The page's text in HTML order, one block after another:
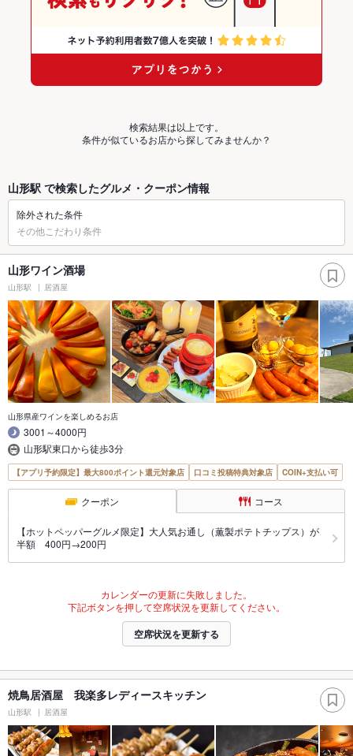
検索結果は以上です。
条件が似ているお店から探してみませんか？
山形駅 で検索したグルメ・クーポン情報
除外された条件
その他こだわり条件
山形ワイン酒場
山形駅 居酒屋
山形県産ワインを楽しめるお店
3001～4000円
山形駅東口から徒歩3分
【アプリ予約限定】最大800ポイント還元対象店 口コミ投稿特典対象店 COIN+支払い可
クーポン コース
【ホットペッパーグルメ限定】大人気お通し（薫製ポテトチップス）が
半額 400円→200円
カレンダーの更新に失敗しました。
下記ボタンを押して空席状況を更新してください。
空席状況を更新する
焼鳥居酒屋 我楽多レディースキッチン
山形駅 居酒屋